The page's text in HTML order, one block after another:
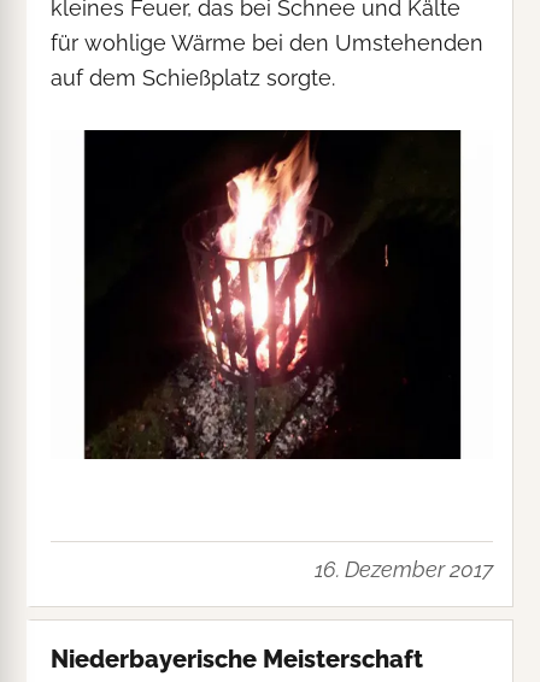
kleines Feuer, das bei Schnee und Kälte
für wohlige Wärme bei den Umstehenden
auf dem Schießplatz sorgte.
16. Dezember 2017
Niederbayerische Meisterschaft